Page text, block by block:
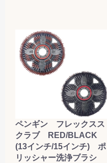
ペンギン フレックスス
クラブ RED/BLACK
(13インチ/15インチ) ポ
リッシャー洗浄ブラシ